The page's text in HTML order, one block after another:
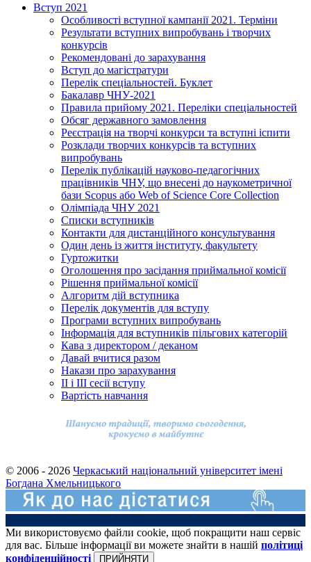
Вступ 2021
Особливості вступної кампанії 2021. Терміни
Результати вступних випробувань і творчих
конкурсів
Рекомендовані до зарахування
Вступ до магістратури
Перелік спеціальностей. Буклет
Бакалавр ЧНУ-2021
Правила прийому 2021. Переліки спеціальностей
Обсяг державного замовлення
Реєстрація на творчі конкурси та вступні іспити
Розклади творчих конкурсів та вступних
випробувань
Перелік публікацій науково-педагогічних
працівників ЧНУ, що внесені до наукометричної
бази Scopus або Web of Science Core Collection
Олімпіада ЧНУ 2021
Cписки вступників
Контакти для дистанційного консультування
Один день із життя інституту, факультету
Гуртожитки
Оголошення про засідання приймальної комісії
Рішення приймальної комісії
Алгоритм дій вступника
Перелік документів для вступу
Програми вступних випробувань
Інформація для вступників пільгових категорій
Кава з директором / деканом
Давай вчитися разом
Накази про зарахування
ІІ і ІІІ сесії вступу
Вартість навчання
© 2006 - 2026 Черкаський національний університет імені
Богдана Хмельницького
Ми використовуємо файли cookie, щоб покращити наш сервіс
для вас. Більше інформації ви можете знайти в нашій політиці
конфіденційності
ПРИЙНЯТИ